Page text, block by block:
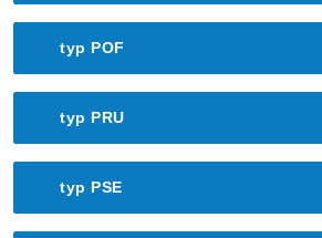
typ POF
typ PRU
typ PSE